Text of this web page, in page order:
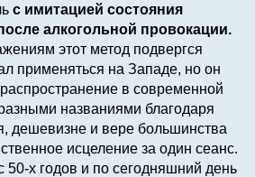
с имитацией состояния
алкогольной провокации.
этот метод подвергся
применяться на Западе, но он
в современной
названиями благодаря
дешевизне и вере большинства
исцеление за один сеанс.
х годов и по сегодняшний день